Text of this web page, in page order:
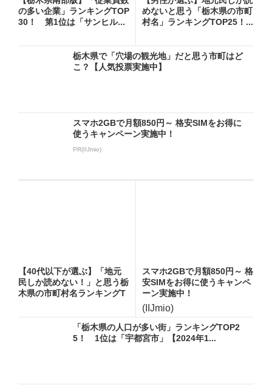
の多い企業」ランキングTOP
30！ 第1位は「サンヒル...
めないと思う「栃木県の市町
村名」ランキングTOP25！...
栃木県で「穴場の観光地」だと思う市町はど
こ？【人気投票実施中】
スマホ2GBで月額850円～ 格安SIMをお得に
使うキャンペーン実施中！
PR(IIJmio)
【40代以下が選ぶ】「地元
民しか読めない！」と思う栃
木県の市町村名ランキングT
スマホ2GBで月額850円～ 格
安SIMをお得に使うキャンペ
ーン実施中！
(IIJmio)
「栃木県の人口が多い街」ランキングTOP2
5！ 1位は「宇都宮市」【2024年1...